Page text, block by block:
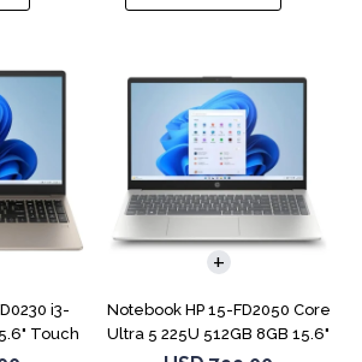
i3-
Touch
Notebook HP 15-FD2050 Core
Ultra 5 225U 512GB 8GB 15.6"